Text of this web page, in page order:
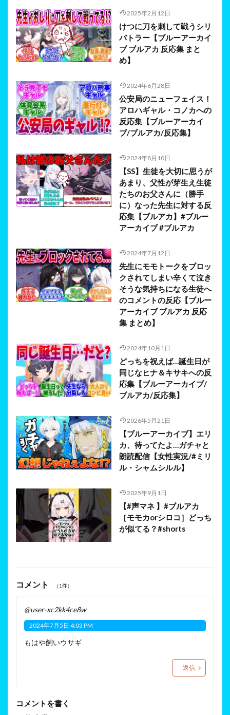
2025年2月12日
けつに刀を刺して戦うシリ
バトラー【ブルーアーカイ
ブ ブルアカ 反応集 まと
め】
2024年6月28日
公安局のニューフェイス！
アロハギャル・コノカへの
反応集【ブルーアーカイ
ブ/ブルアカ/反応集】
2024年8月10日
【SS】生徒を大切に思うが
あまり、父性が芽生え生徒
たちのお父さんに（勝手
に）なった先生に対する反
応集【ブルアカ】#ブルー
アーカイブ #ブルアカ
2024年7月12日
先生にモモトークをブロッ
クされてしまい辛くて泣き
そうな気持ちになる生徒へ
のコメントの反応【ブルー
アーカイブ ブルアカ 反応
集 まとめ】
2024年10月1日
どっちを祝えば…誕生日が
同じなヒナ＆キサキへの反
応集【ブルーアーカイブ/
ブルアカ/反応集】
2026年5月21日
【ブルーアーカイブ】エリ
カ、待ってたよ…ガチャと
朗読配信【女性実況/#ミリ
ル・シャムシルル】
2025年9月1日
【#声マネ 】#ブルアカ
［モモカorシロコ］どっち
が似てる？#shorts
コメント （1件）
@user-xc2kk4ce8w
2024年7月5日 4:03 PM
もはや飼いウサギ
返信
コメントを書く